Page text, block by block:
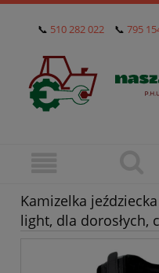
📞 510 282 022 📞 795
Kamizelka
light, dla dorosłych,